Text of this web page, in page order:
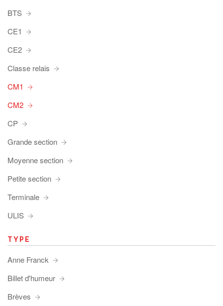
BTS
CE1
CE2
Classe relais
CM1
CM2
CP
Grande section
Moyenne section
Petite section
Terminale
ULIS
TYPE
Anne Franck
Billet d'humeur
Brèves